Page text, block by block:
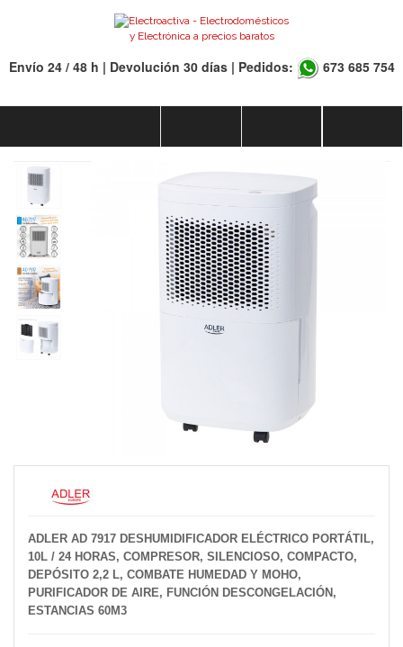
Envío 24 / 48 h | Devolución 30 días | Pedidos: 673 685 754
ADLER AD 7917 DESHUMIDIFICADOR ELÉCTRICO PORTÁTIL,
10L / 24 HORAS, COMPRESOR, SILENCIOSO, COMPACTO,
DEPÓSITO 2,2 L, COMBATE HUMEDAD Y MOHO,
PURIFICADOR DE AIRE, FUNCIÓN DESCONGELACIÓN,
ESTANCIAS 60M3